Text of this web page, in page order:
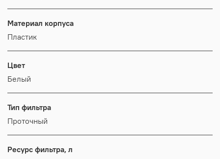
Материал корпуса
Пластик
Цвет
Белый
Тип фильтра
Проточный
Ресурс фильтра, л